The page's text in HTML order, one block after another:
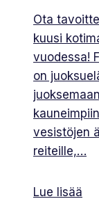
Ota
kuusi
vuodessa!
on
vesistöjen
reiteille,…
Lue lisää